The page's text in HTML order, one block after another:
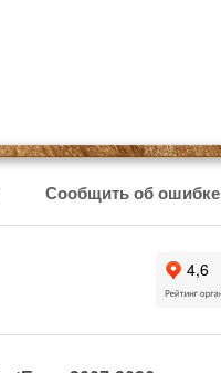
Сообщить об ошибке